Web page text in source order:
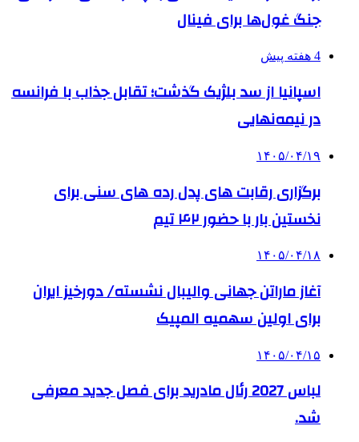
جنگ غول‌ها برای فینال
4 هفته پیش
اسپانیا از سد بلژیک گذشت؛ تقابل جذاب با فرانسه
در نیمه‌نهایی
۱۴۰۵/۰۴/۱۹
برگزاری رقابت های پدل رده های سنی برای
نخستین بار با حضور ۴۲ تیم
۱۴۰۵/۰۴/۱۸
آغاز ماراتن جهانی والیبال نشسته/ دورخیز ایران
برای اولین سهمیه المپیک
۱۴۰۵/۰۴/۱۵
لباس 2027 رئال مادرید برای فصل جدید معرفی
شد.